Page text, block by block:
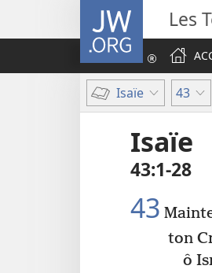
JW.ORG Les
Isaïe 43
Isaïe
43​:​1-28
43
ton
ô